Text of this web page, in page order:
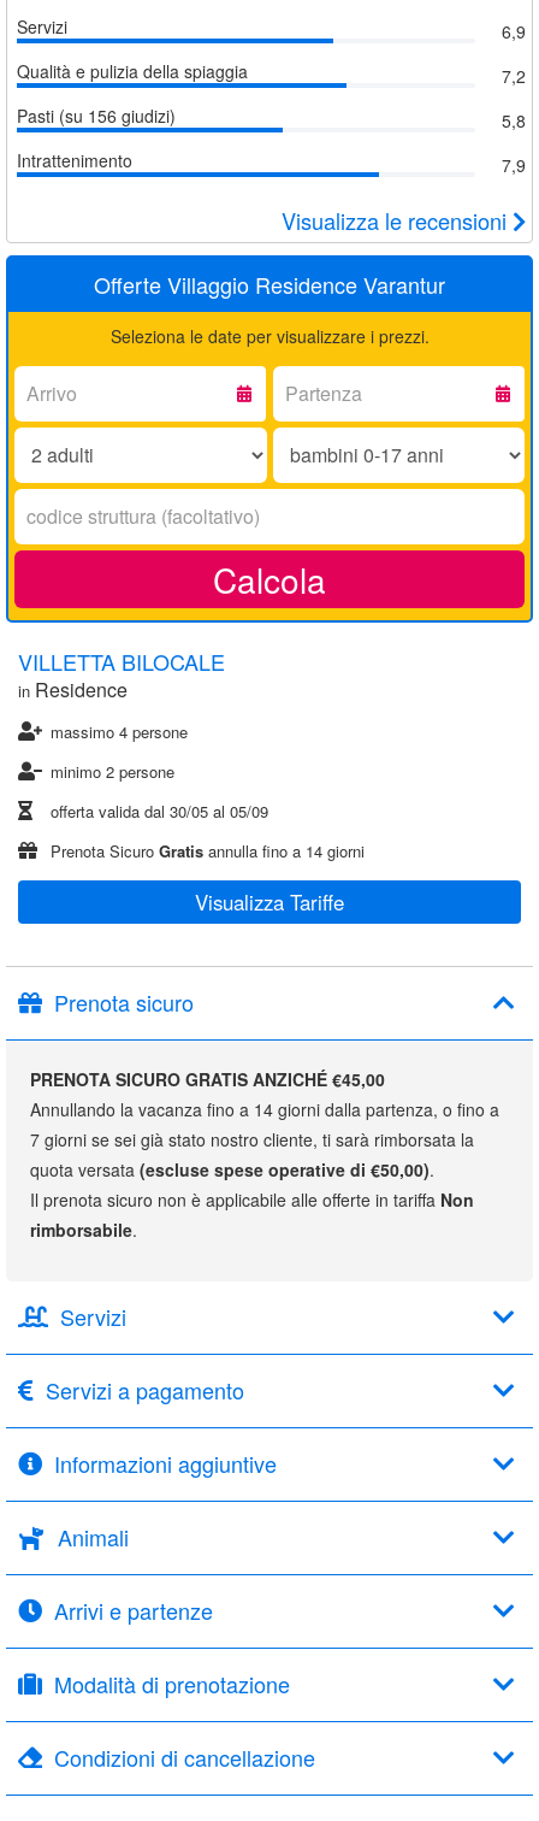
Servizi
6,9
Qualità e pulizia della spiaggia
7,2
Pasti (su 156 giudizi)
5,8
Intrattenimento
7,9
Visualizza le recensioni
Offerte Villaggio Residence Varantur
Seleziona le date per visualizzare i prezzi.
Arrivo:
Partenza:
Adulti:
Bambini
17
Codice
struttura:
Calcola
VILLETTA BILOCALE
in Residence
massimo 4 persone
minimo 2 persone
offerta valida dal 30/05 al 05/09
Prenota Sicuro Gratis annulla fino a 14 giorni
Visualizza Tariffe
Prenota sicuro
PRENOTA SICURO GRATIS ANZICHÉ €45,00
Annullando la vacanza fino a 14 giorni dalla partenza, o fino a
7 giorni se sei già stato nostro cliente, ti sarà rimborsata la
quota versata (escluse spese operative di €50,00).
Il prenota sicuro non è applicabile alle offerte in tariffa Non
rimborsabile.
Servizi
Servizi a pagamento
Informazioni aggiuntive
Animali
Arrivi e partenze
Modalità di prenotazione
Condizioni di cancellazione